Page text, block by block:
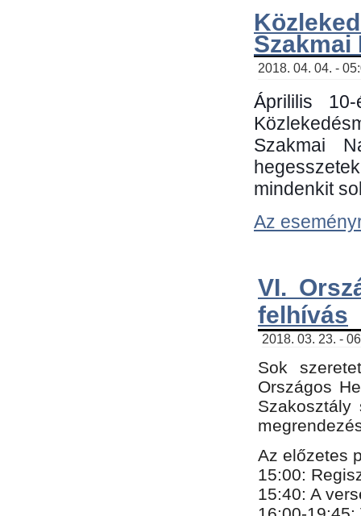
Szakmai
2018. 04. 04. -
Áprililis
Szakmai
mindenkit
Az
VI.
felhívás
2018. 03. 23. -
Sok
Országos
Az előzetes
15:00:
15:40: A